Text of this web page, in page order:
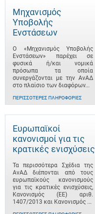
Μηχανισμός
Υποβολής
Ενστάσεων
Ο «Μηχανισμός Υποβολής
Ενστάσεων» παρέχει σε
φυσικά ή/και νομικά
πρόσωπα τα οποία
συνεργάζονται με την ΑνΑΔ
στο πλαίσιο των διαφόρων...
ΠΕΡΙΣΣΌΤΕΡΕΣ ΠΛΗΡΟΦΟΡΊΕΣ
Ευρωπαϊκοί
κανονισμοί για τις
κρατικές ενισχύσεις
Τα περισσότερα Σχέδια της
ΑνΑΔ διέπονται από τους
ευρωπαϊκούς κανονισμούς
για τις κρατικές ενισχύσεις,
Κανονισμός (ΕΕ) αριθ.
1407/2013 και Κανονισμός ...